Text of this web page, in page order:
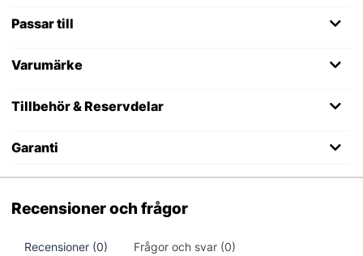
Passar till
Varumärke
Tillbehör & Reservdelar
Garanti
Recensioner och frågor
Recensioner (0) Frågor och svar (0)